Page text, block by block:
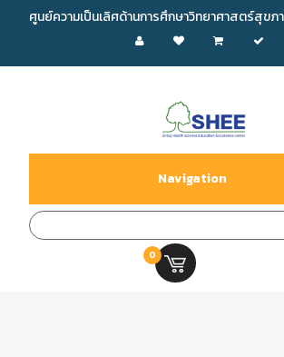
ศูนย์ความเป็นเลิศด้านการศึกษาวิทยาศาสตร์สุขภ
Navigation
0